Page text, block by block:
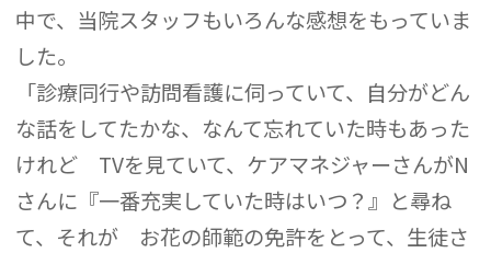
中で、当院スタッフもいろんな感想をもっていま
した。
「診療同行や訪問看護に伺っていて、自分がどん
な話をしてたかな、なんて忘れていた時もあった
けれど TVを見ていて、ケアマネジャーさんがN
さんに『一番充実していた時はいつ？』と尋ね
て、それが お花の師範の免許をとって、生徒さ